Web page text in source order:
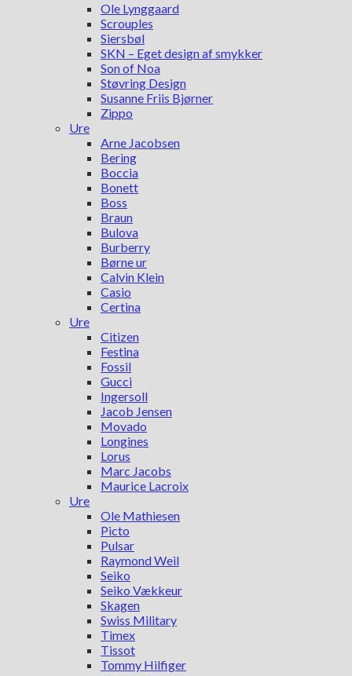
Ole Lynggaard
Scrouples
Siersbøl
SKN – Eget design af smykker
Son of Noa
Støvring Design
Susanne Friis Bjørner
Zippo
Ure
Arne Jacobsen
Bering
Boccia
Bonett
Boss
Braun
Bulova
Burberry
Børne ur
Calvin Klein
Casio
Certina
Ure
Citizen
Festina
Fossil
Gucci
Ingersoll
Jacob Jensen
Movado
Longines
Lorus
Marc Jacobs
Maurice Lacroix
Ure
Ole Mathiesen
Picto
Pulsar
Raymond Weil
Seiko
Seiko Vækkeur
Skagen
Swiss Military
Timex
Tissot
Tommy Hilfiger